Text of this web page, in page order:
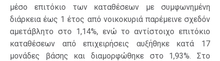
μέσο επιτόκιο των καταθέσεων με συμφωνημένη
διάρκεια έως 1 έτος από νοικοκυριά παρέμεινε σχεδόν
αμετάβλητο στο 1,14%, ενώ το αντίστοιχο επιτόκιο
καταθέσεων από επιχειρήσεις αυξήθηκε κατά 17
μονάδες βάσης και διαμορφώθηκε στο 1,93%. Στο